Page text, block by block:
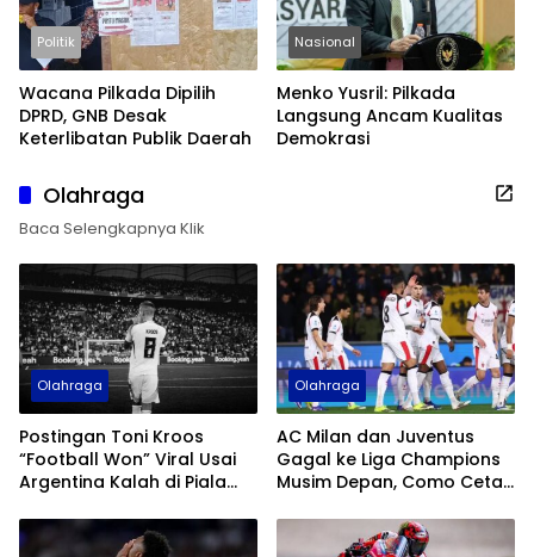
Politik
Wacana Pilkada Dipilih
DPRD, GNB Desak
Keterlibatan Publik Daerah
Nasional
Menko Yusril: Pilkada
Langsung Ancam Kualitas
Demokrasi
Olahraga
Baca Selengkapnya Klik
Olahraga
Postingan Toni Kroos
“Football Won” Viral Usai
Argentina Kalah di Piala
Olahraga
AC Milan dan Juventus
Gagal ke Liga Champions
Musim Depan, Como Cetak